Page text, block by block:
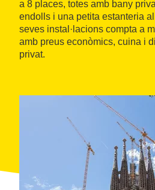
a 8 places, totes amb bany
endolls i una petita estanteria
seves instal·lacions compta a
amb preus econòmics, cuina i
privat.